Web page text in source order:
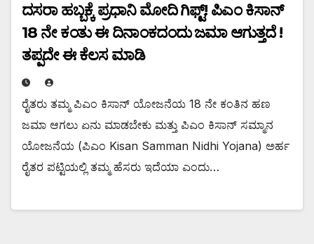
ದಸರಾ ಹಬ್ಬಕ್ಕೆ ಪ್ರಧಾನಿ ಮೋದಿ ಗಿಫ್ಟ್! ಪಿಎಂ ಕಿಸಾನ್
18 ನೇ ಕಂತು ಈ ದಿನಾಂಕದಂದು ಜಮಾ ಆಗುತ್ತದೆ !
ತಪ್ಪದೇ ಈ ಕೆಲಸ ಮಾಡಿ
ರೈತರು ತಮ್ಮ ಪಿಎಂ ಕಿಸಾನ್ ಯೋಜನೆಯ 18 ನೇ ಕಂತಿನ ಹಣ
ಜಮಾ ಆಗಲು ಏನು ಮಾಡಬೇಕು ಮತ್ತು ಪಿಎಂ ಕಿಸಾನ್ ಸಮ್ಮಾನ
ಯೋಜನೆಯ (ಪಿಎಂ Kisan Samman Nidhi Yojana) ಅರ್ಹ
ರೈತರ ಪಟ್ಟಿಯಲ್ಲಿ ತಮ್ಮ ಹೆಸರು ಇದೆಯಾ ಎಂದು…